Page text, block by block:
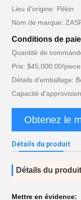
Lieu d'origine: Pékin
Nom de marque:
Conditions de
Quantité de
Prix: $45,000.00/
Détails d'emballage:
Capacité
Obtenez le
Détails du produit
Détails du produit
Mettre en évidence: